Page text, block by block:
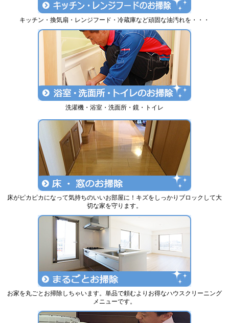
キッチン・換気扇・レンジフード・冷蔵庫など頑固な油汚れを・・・
洗濯機・浴室・洗面所・鏡・トイレ
床がピカピカになって気持ちのいいお部屋に！キズをしっかりブロックして大
切な家を守ります。
お家を丸ごとお掃除しちゃいます。単品で頼むよりお得なハウスクリーニング
メニューです。